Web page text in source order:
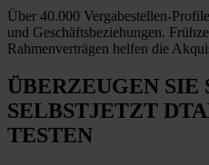
Über 40.000 Vergabestellen-
und Geschäftsbeziehungen.
Rahmenverträgen helfen die
ÜBERZEUGEN SIE
SELBSTJETZT
TESTEN